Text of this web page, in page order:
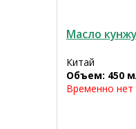
Масло
Китай
Объем: 450
Временно нет